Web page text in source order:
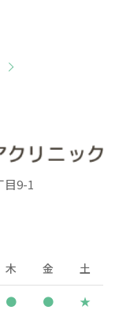
目9-1
木 金 土
● ● ★